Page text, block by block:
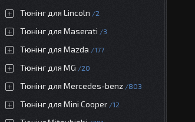
Тюнінг для Lincoln 2
Тюнінг для Maserati 3
Тюнінг для Mazda 177
Тюнінг для MG 20
Тюнінг для Mercedes-benz 803
Тюнінг для Mini Cooper 12